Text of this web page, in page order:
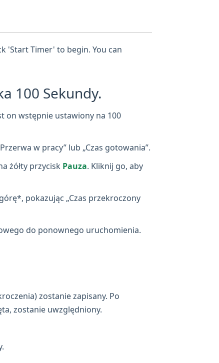
'Start Timer' to begin. You can
100 Sekundy.
on wstępnie ustawiony na 100
w pracy” lub „Czas gotowania”.
żółty przycisk Pauza. Kliknij go, aby
pokazując „Czas przekroczony
do ponownego uruchomienia.
zostanie zapisany. Po
zostanie uwzględniony.